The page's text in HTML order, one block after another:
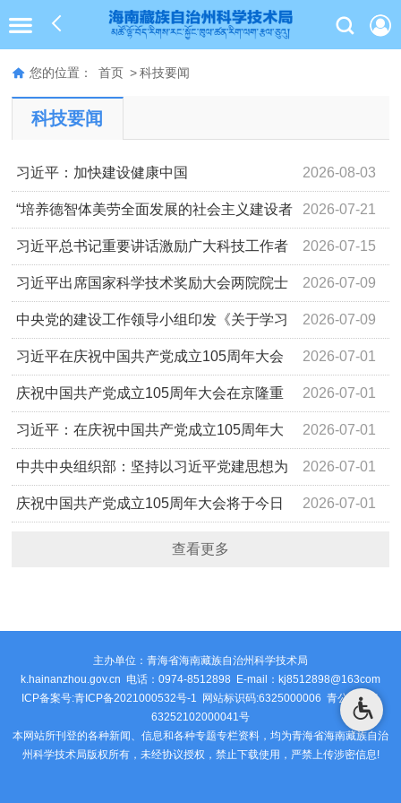
您的位置： 首页 > 科技要闻
科技要闻
2026-08-03
习近平：加快建设健康中国
2026-07-21
“培养德智体美劳全面发展的社会主义建设者
和接班人”——习近平总书记的重要论述指引基础教育改革
发展开创新局面
2026-07-15
习近平总书记重要讲话激励广大科技工作者
勇担使命 2026-07-09
习近平出席国家科学技术奖励大会两院院士
大会中国科协第十一次全国代表大会并发表重要讲话
2026-07-09
中央党的建设工作领导小组印发《关于学习
贯彻习近平党建思想的通知》 2026-07-01
习近平在庆祝中国共产党成立105周年大会
上的讲话，学金句，悟深意！ 2026-07-01
庆祝中国共产党成立105周年大会在京隆重
举行 2026-07-01
习近平：在庆祝中国共产党成立105周年大
会上的讲话 2026-07-01
中共中央组织部：坚持以习近平党建思想为
指引 奋力推进新时代党的建设新的伟大工程 2026-07-01
庆祝中国共产党成立105周年大会将于今日
查看更多
主办单位：青海省海南藏族自治州科学技术局
k.hainanzhou.gov.cn 电话：0974-8512898 E-mail：kj8512898@163com
ICP备案号:青ICP备2021000532号-1 网站标识码:6325000006 青公安网备
63252102000041号
本网站所刊登的各种新闻、信息和各种专题专栏资料，均为青海省海南藏族自治
州科学技术局版权所有，未经协议授权，禁止下载使用，严禁上传涉密信息!